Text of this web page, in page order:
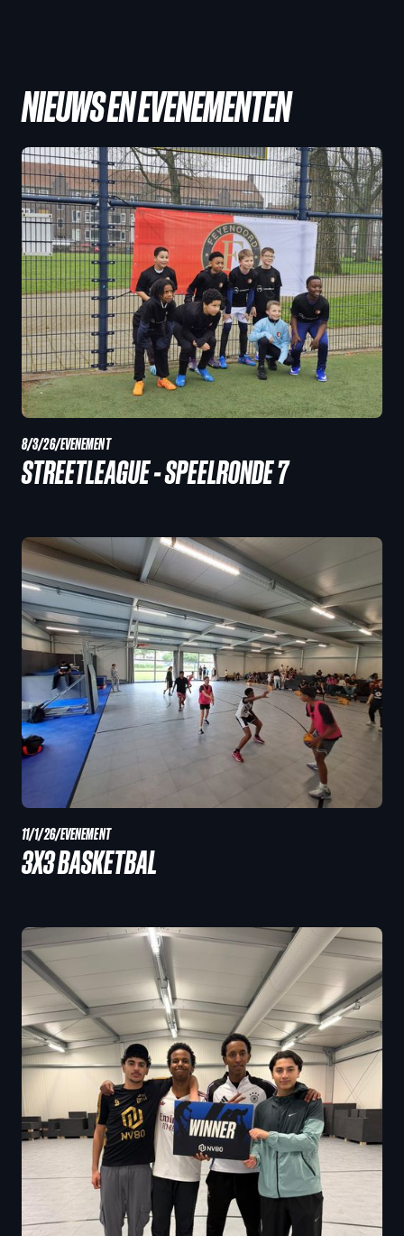
NIEUWS EN EVENEMENTEN
8/3/26/EVENEMENT
STREETLEAGUE - SPEELRONDE 7
11/1/26/EVENEMENT
3X3 BASKETBAL